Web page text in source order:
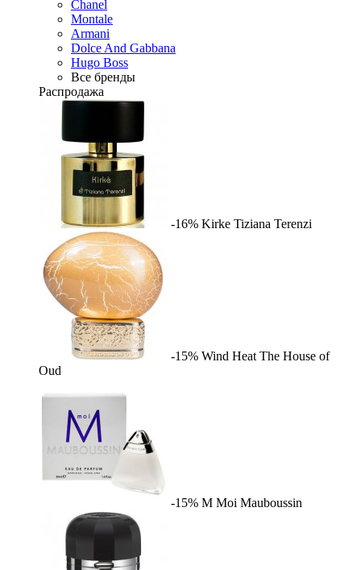
Chanel
Montale
Armani
Dolce And Gabbana
Hugo Boss
Все бренды
Распродажа
-16% Kirke Tiziana Terenzi
-15% Wind Heat The House of
Oud
-15% M Moi Mauboussin